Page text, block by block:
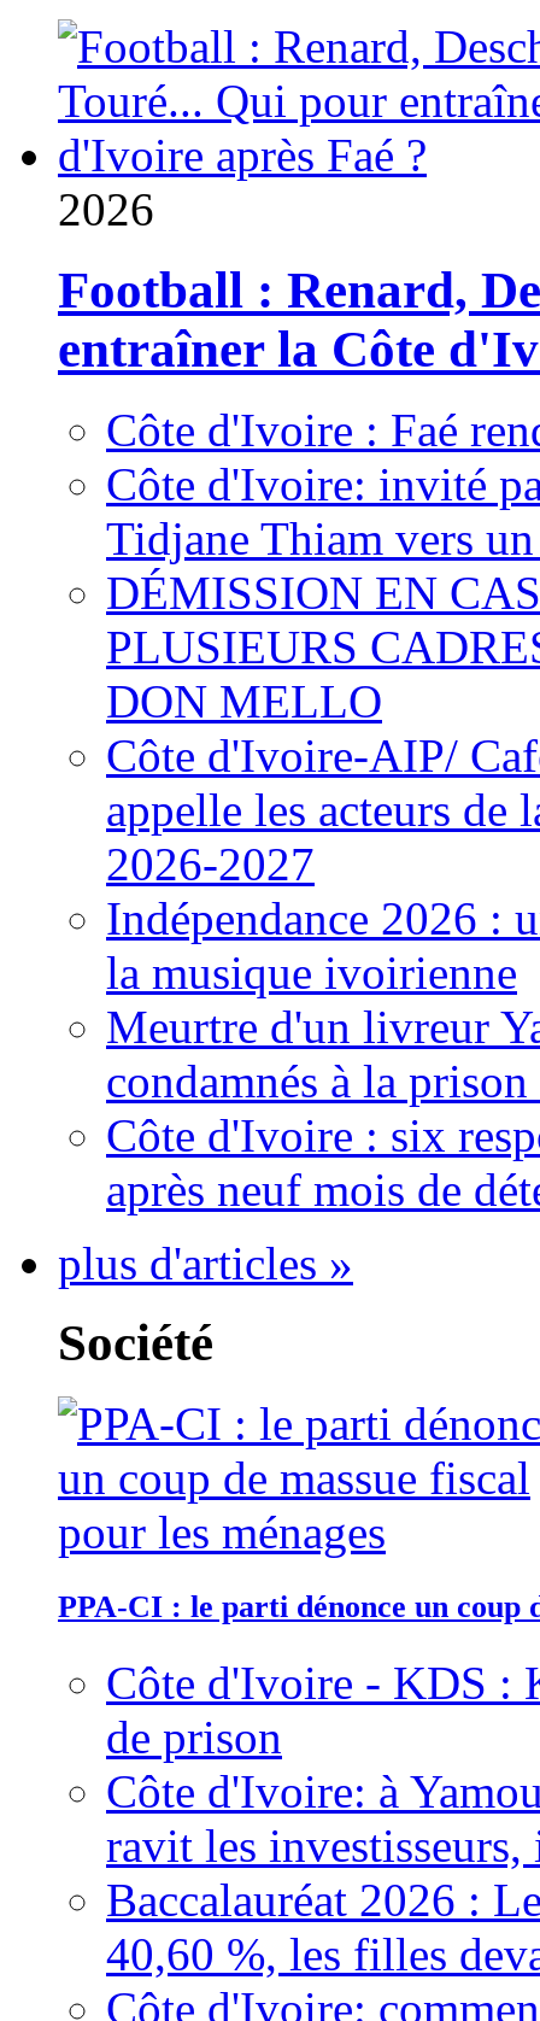
2026
Football : Renard,
entraîner la Côte
Côte d'Ivoire : Faé
Côte d'Ivoire: invité
Tidjane Thiam vers
DÉMISSION EN
PLUSIEURS
DON MELLO
Côte d'Ivoire-AIP/
appelle les acteurs de
2026-2027
Indépendance 2026 :
la musique ivoirienne
Meurtre d'un livreur
condamnés à la
Côte d'Ivoire : six
après neuf mois de
plus d'articles »
Société
PPA-CI : le parti dénonce un coup
Côte d'Ivoire - KDS :
de prison
Côte d'Ivoire: à
ravit les
Baccalauréat 2026 :
40,60 %, les filles
Côte d'Ivoire: